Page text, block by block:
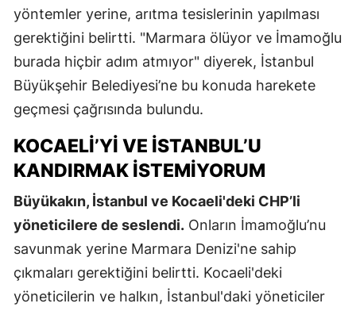
yöntemler yerine, arıtma tesislerinin yapılması
gerektiğini belirtti. "Marmara ölüyor ve İmamoğlu
burada hiçbir adım atmıyor" diyerek, İstanbul
Büyükşehir Belediyesi’ne bu konuda harekete
geçmesi çağrısında bulundu.
KOCAELI’YI VE İSTANBUL’U
KANDIRMAK İSTEMIYORUM
Büyükakın, İstanbul ve Kocaeli'deki CHP’li
yöneticilere de seslendi. Onların İmamoğlu’nu
savunmak yerine Marmara Denizi'ne sahip
çıkmaları gerektiğini belirtti. Kocaeli'deki
yöneticilerin ve halkın, İstanbul'daki yöneticiler